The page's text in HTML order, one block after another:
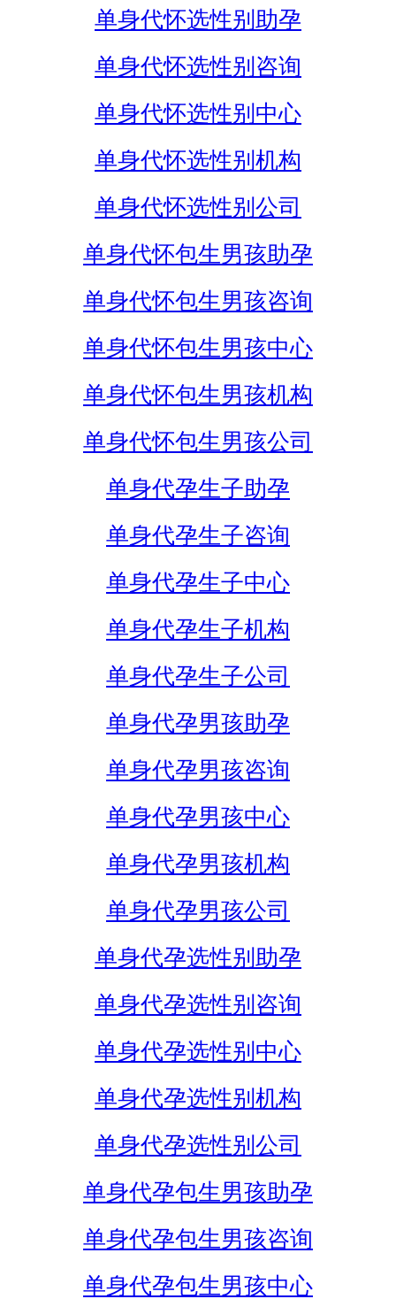
单身代怀选性别助孕
单身代怀选性别咨询
单身代怀选性别中心
单身代怀选性别机构
单身代怀选性别公司
单身代怀包生男孩助孕
单身代怀包生男孩咨询
单身代怀包生男孩中心
单身代怀包生男孩机构
单身代怀包生男孩公司
单身代孕生子助孕
单身代孕生子咨询
单身代孕生子中心
单身代孕生子机构
单身代孕生子公司
单身代孕男孩助孕
单身代孕男孩咨询
单身代孕男孩中心
单身代孕男孩机构
单身代孕男孩公司
单身代孕选性别助孕
单身代孕选性别咨询
单身代孕选性别中心
单身代孕选性别机构
单身代孕选性别公司
单身代孕包生男孩助孕
单身代孕包生男孩咨询
单身代孕包生男孩中心